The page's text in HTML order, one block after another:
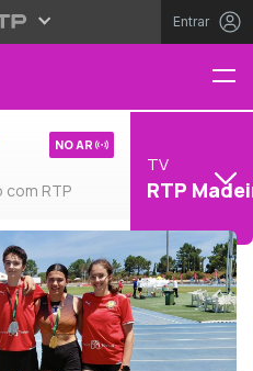
Entrar
com RTP
NO AR
TV
RTP